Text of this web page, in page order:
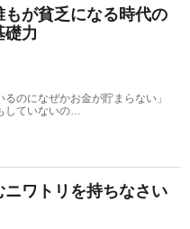
もが貧乏になる時代の
礎力
るのになぜかお金が貯まらない」
していないの…
ニワトリを持ちなさい